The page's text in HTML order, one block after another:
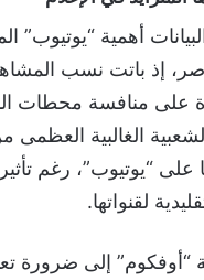
أهمية “يوتيوب”
إذ باتت نسب
على منافسة محطات
الغالبية
على “يوتيوب”، رغم
لقنواتها.
“أوفكوم” إلى ضرورة